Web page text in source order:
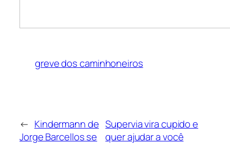
greve dos caminhoneiros
← Kindermann de
Jorge Barcellos se
Supervia vira cupido e
quer ajudar a você